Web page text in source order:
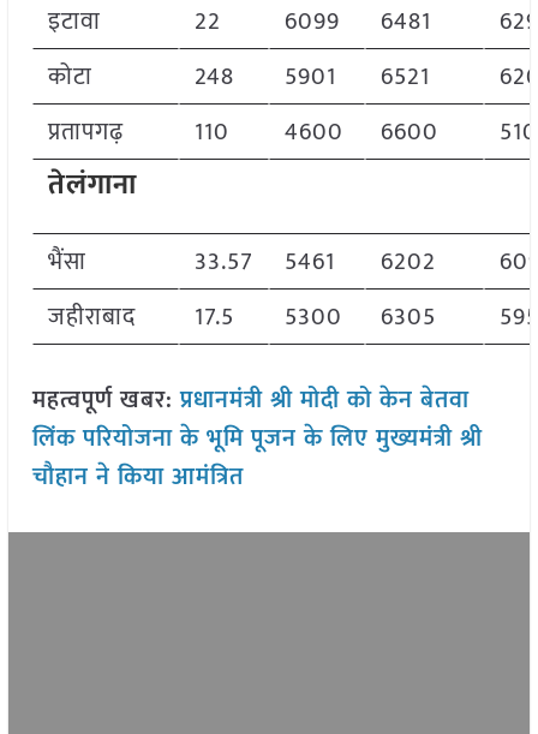
इटावा 22 6099 6481
कोटा
248 5901 6521
प्रतापगढ़
110 4600 6600
तेलंगाना
भैंसा 33.57 5461 6202
जहीराबाद
17.5 5300 6305
महत्वपूर्ण खबर:प्रधानमंत्री श्री मोदी को केन बेतवा
लिंक परियोजना के भूमि पूजन के लिए मुख्यमंत्री श्री
चौहान ने किया आमंत्रित